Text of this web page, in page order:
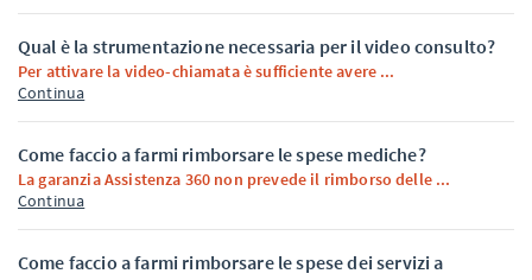
Qual è la strumentazione necessaria per il video consulto?
Per attivare la video-chiamata è sufficiente avere ...
Continua
Come faccio a farmi rimborsare le spese mediche?
La garanzia Assistenza 360 non prevede il rimborso delle ...
Continua
Come faccio a farmi rimborsare le spese dei servizi a